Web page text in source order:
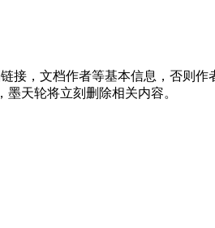
接，文档作者等基本信息，否则
天轮将立刻删除相关内容。